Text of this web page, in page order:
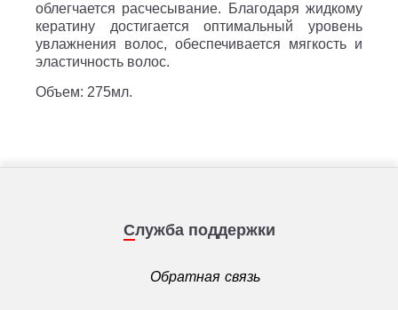
облегчается расчесывание. Благодаря жидкому
кератину достигается оптимальный уровень
увлажнения волос, обеспечивается мягкость и
эластичность волос.
Объем: 275мл.
Служба поддержки
Обратная связь